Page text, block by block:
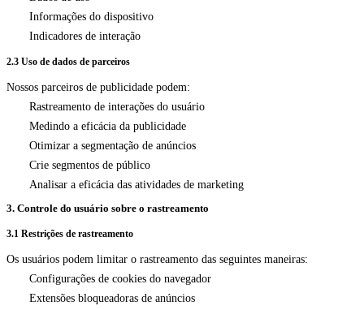
Informações do dispositivo
Indicadores de interação
2.3 Uso de dados de parceiros
Nossos parceiros de publicidade podem:
Rastreamento de interações do usuário
Medindo a eficácia da publicidade
Otimizar a segmentação de anúncios
Crie segmentos de público
Analisar a eficácia das atividades de marketing
3. Controle do usuário sobre o rastreamento
3.1 Restrições de rastreamento
Os usuários podem limitar o rastreamento das seguintes maneiras:
Configurações de cookies do navegador
Extensões bloqueadoras de anúncios